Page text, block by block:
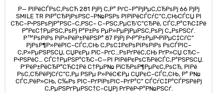
Р— РІРёСЃРѕС‚РѕСЋ 281 РјРј С‚Р° РґС–Р°РјРµС‚СЂРѕРј 66 РјРј
SMILE TR РіР°СЂРјРѕРЅС–Р№РЅРѕ РІРїРёСЃСѓС”С‚СЊСЃСЏ РІ
СЂС–Р·РЅРѕРјР°РЅС–С‚РЅС– С–РЅС‚РµСЂ'С”СЂРё, СЃС‚Р°СЋС‡Рё
Р°РєС†РµРЅС‚РѕРј Р°Р±Рѕ РµР»РµРјРµРЅС‚РѕРј С„РѕРЅСѓ.
Р™РѕРіРѕ РіР»РёР±РёРЅР° 87 РјРј Р·Р°Р±РµР·РїРµС‡СѓС”
РјРѕР¶Р»РёРІС–СЃС‚СЊ С‚РѕС‡РєРѕРІРѕРіРѕ РѕСЃРІС–
С‚Р»РµРЅРЅСЏ, СЏРєРµ РїС–РґС…РѕРґРёС‚СЊ РґР»СЏ СЂС–
Р·РЅРёС… СЃС†РµРЅР°СЂС–С—РІ РІРёРєРѕСЂРёСЃС‚Р°РЅРЅСЏ.
Р’РёР±РёСЂР°СЋС‡Рё С†РµР№ РїСЂРѕР¶РµРєС‚РѕСЂ, РІРё
РѕС‚СЂРёРјСѓС”С‚Рµ РЅРµ Р»РёС€Рµ СЏРєС–СЃС‚СЊ, Р° Р№
СЃС‚РёР»СЊ, С‰Рѕ РІС–РґРїРѕРІС–РґР°С” СЃСѓС‡Р°СЃРЅРёРј
С‚РµРЅРґРµРЅС†С–СЏРј РґРёР·Р°Р№РЅСѓ.